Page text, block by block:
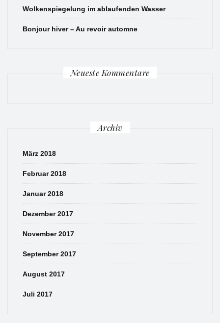
Wolkenspiegelung im ablaufenden Wasser
Bonjour hiver – Au revoir automne
Neueste Kommentare
Archiv
März 2018
Februar 2018
Januar 2018
Dezember 2017
November 2017
September 2017
August 2017
Juli 2017